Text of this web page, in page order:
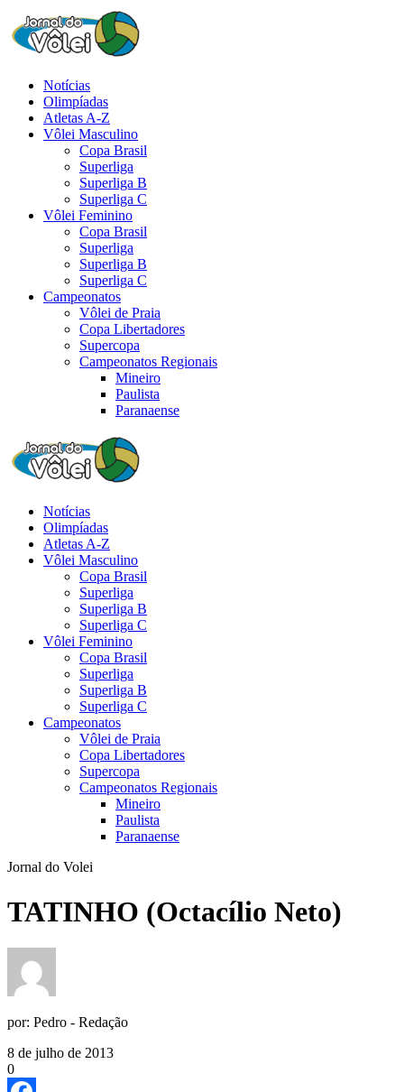
Notícias
Olimpíadas
Atletas A-Z
Vôlei Masculino
Copa Brasil
Superliga
Superliga B
Superliga C
Vôlei Feminino
Copa Brasil
Superliga
Superliga B
Superliga C
Campeonatos
Vôlei de Praia
Copa Libertadores
Supercopa
Campeonatos Regionais
Mineiro
Paulista
Paranaense
Notícias
Olimpíadas
Atletas A-Z
Vôlei Masculino
Copa Brasil
Superliga
Superliga B
Superliga C
Vôlei Feminino
Copa Brasil
Superliga
Superliga B
Superliga C
Campeonatos
Vôlei de Praia
Copa Libertadores
Supercopa
Campeonatos Regionais
Mineiro
Paulista
Paranaense
Jornal do Volei
TATINHO (Octacílio Neto)
por: Pedro - Redação
8 de julho de 2013
0